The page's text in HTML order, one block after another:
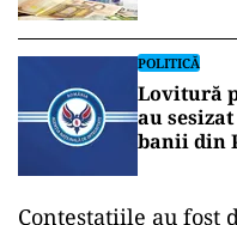
POLITICĂ
Lovitură
au
banii din
Contestaţiile au fost